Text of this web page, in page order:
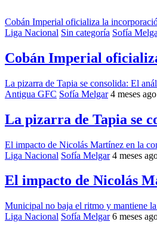
Cobán Imperial oficializa la
Liga Nacional Sin categoría Sofía
Cobán Imperial
La pizarra de Tapia se consolida: El
Antigua GFC Sofía Melgar 4 meses ago
La pizarra de Tapia se
El impacto de Nicolás Martínez en la
Liga Nacional Sofía Melgar 4 meses
El impacto de Nicolás
Municipal no baja el ritmo y mantiene
Liga Nacional Sofía Melgar 6 meses